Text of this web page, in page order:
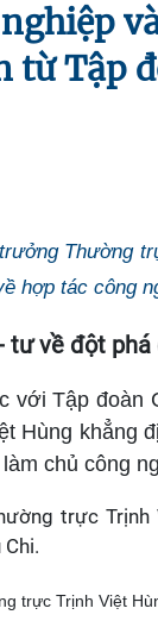
từ Tập
Thường
hợp tác công
tư về đột
với Tập đoàn
Hùng khẳng
chủ công
trực Trịnh Việt